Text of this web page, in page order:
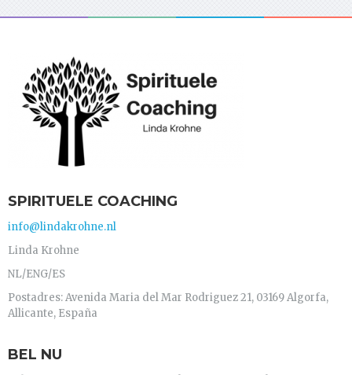
SPIRITUELE COACHING
info@lindakrohne.nl
Linda Krohne
NL/ENG/ES
Postadres: Avenida Maria del Mar Rodriguez 21, 03169 Algorfa,
Allicante, España
BEL NU